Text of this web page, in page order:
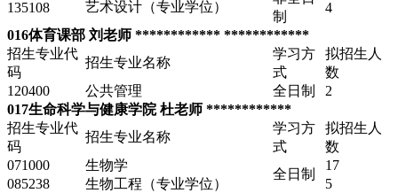
135108
艺术设计（专业学位）
制
4
016体育课部 刘老师 ************ ************
招生专业代
码
招生专业名称
学习方
式
拟招生人
数
120400
公共管理 全日制
2
017生命科学与健康学院 杜老师 ************
招生专业代
码
招生专业名称
学习方
式
拟招生人
数
071000
生物学
全日制
17
085238
生物工程（专业学位）
5